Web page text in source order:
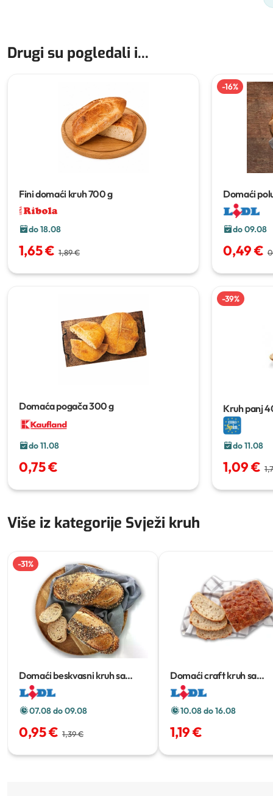
Drugi su pogledali i...
Fini domaći kruh700 g
do 18.08
1,65 € 1,89 €
-16%
Domaći
do 09.08
0,49 €
Domaća pogača300 g
do 11.08
0,75 €
-39%
Kruh panj
do 11.08
1,09 €
Više iz kategorije Svježi kruh
-31%
Domaći beskvasni kruh sa
sjemenkama
07.08 do 09.08
0,95 € 1,39 €
Domaći craft kruh sa
sjemenkama suncokreta
10.08 do 16.08
1,19 €